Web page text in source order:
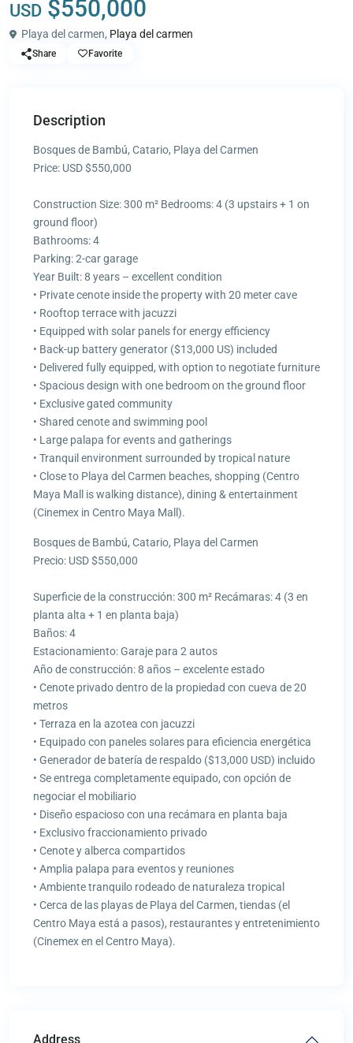
USD $550,000
Playa del carmen, Playa del carmen
Share Favorite
Description
Bosques de Bambú, Catario, Playa del Carmen
Price: USD $550,000
Construction Size: 300 m² Bedrooms: 4 (3 upstairs + 1 on
ground floor)
Bathrooms: 4
Parking: 2-car garage
Year Built: 8 years – excellent condition
• Private cenote inside the property with 20 meter cave
• Rooftop terrace with jacuzzi
• Equipped with solar panels for energy efficiency
• Back-up battery generator ($13,000 US) included
• Delivered fully equipped, with option to negotiate furniture
• Spacious design with one bedroom on the ground floor
• Exclusive gated community
• Shared cenote and swimming pool
• Large palapa for events and gatherings
• Tranquil environment surrounded by tropical nature
• Close to Playa del Carmen beaches, shopping (Centro
Maya Mall is walking distance), dining & entertainment
(Cinemex in Centro Maya Mall).
Bosques de Bambú, Catario, Playa del Carmen
Precio: USD $550,000
Superficie de la construcción: 300 m² Recámaras: 4 (3 en
planta alta + 1 en planta baja)
Baños: 4
Estacionamiento: Garaje para 2 autos
Año de construcción: 8 años – excelente estado
• Cenote privado dentro de la propiedad con cueva de 20
metros
• Terraza en la azotea con jacuzzi
• Equipado con paneles solares para eficiencia energética
• Generador de batería de respaldo ($13,000 USD) incluido
• Se entrega completamente equipado, con opción de
negociar el mobiliario
• Diseño espacioso con una recámara en planta baja
• Exclusivo fraccionamiento privado
• Cenote y alberca compartidos
• Amplia palapa para eventos y reuniones
• Ambiente tranquilo rodeado de naturaleza tropical
• Cerca de las playas de Playa del Carmen, tiendas (el
Centro Maya está a pasos), restaurantes y entretenimiento
(Cinemex en el Centro Maya).
Address